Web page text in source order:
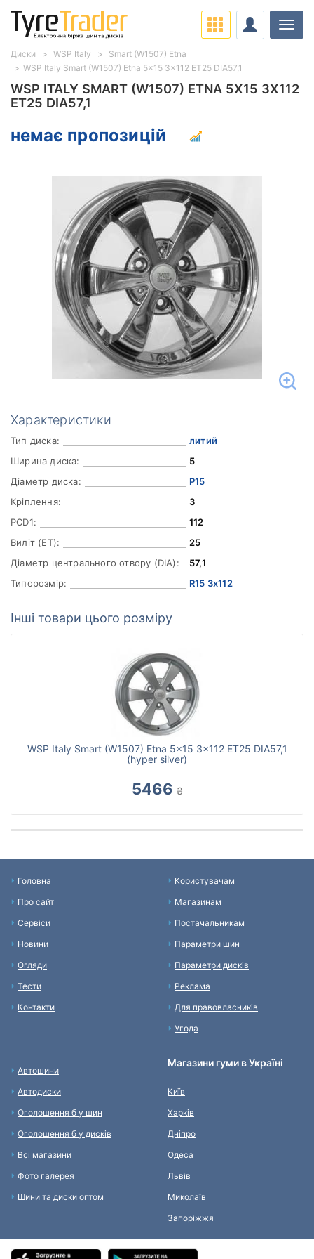
WSP ITALY SMART (W1507) ETNA 5X15 3X112
ET25 DIA57,1
немає пропозицій
Характеристики
Тип диска:
литий
Ширина диска:
5
Діаметр диска:
Р15
Кріплення:
3
PCD1:
112
Виліт (ET):
25
Діаметр центрального отвору (DIA):
57,1
Типорозмір:
R15 3x112
Інші товари цього розміру
WSP Italy Smart (W1507) Etna 5x15 3x112 ET25 DIA57,1
(hyper silver)
5466 ₴
Диски WSP Italy
Smart (W1507) Etna
WSP Italy Smart (W1507) Etna 5x15 3x112 ET25 DIA57,1
Головна
Про сайт
Сервіси
Новини
Огляди
Тести
Контакти
Користувачам
Магазинам
Постачальникам
Параметри шин
Параметри дисків
Реклама
Для правовласників
Угода
Автошини
Автодиски
Оголошення б у шин
Оголошення б у дисків
Всі магазини
Фото галерея
Шини та диски оптом
Магазини гуми в Україні
Київ
Харків
Дніпро
Одеса
Львів
Миколаїв
Запоріжжя